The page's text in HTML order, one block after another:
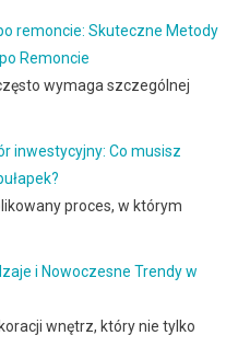
remoncie: Skuteczne Metody
Remoncie
wymaga szczególnej
inwestycyjny: Co musisz
proces, w którym
i Nowoczesne Trendy w
wnętrz, który nie tylko